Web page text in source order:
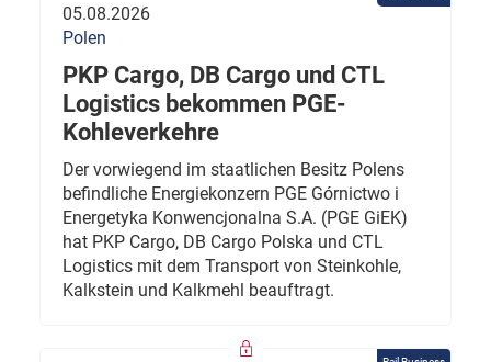
05.08.2026
Polen
PKP Cargo, DB Cargo und CTL
Logistics bekommen PGE-
Kohleverkehre
Der vorwiegend im staatlichen Besitz Polens
befindliche Energiekonzern PGE Górnictwo i
Energetyka Konwencjonalna S.A. (PGE GiEK)
hat PKP Cargo, DB Cargo Polska und CTL
Logistics mit dem Transport von Steinkohle,
Kalkstein und Kalkmehl beauftragt.